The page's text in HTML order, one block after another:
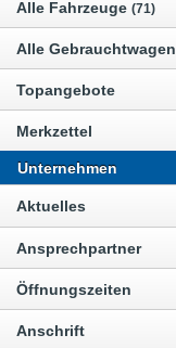
Alle Fahrzeuge (71)
Alle Gebrauchtwagen
Topangebote
Merkzettel
Unternehmen
Aktuelles
Ansprechpartner
Öffnungszeiten
Anschrift